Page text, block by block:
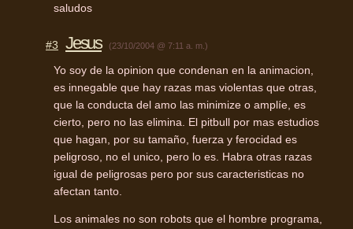
saludos
#3 Jesus (23/10/2004 @ 7:11 a. m.)
Yo soy de la opinion que condenan en la animacion,
es innegable que hay razas mas violentas que otras,
que la conducta del amo las minimize o amplíe, es
cierto, pero no las elimina. El pitbull por mas estudios
que hagan, por su tamaño, fuerza y ferocidad es
peligroso, no el unico, pero lo es. Habra otras razas
igual de peligrosas pero por sus caracteristicas no
afectan tanto.
Los animales no son robots que el hombre programa,